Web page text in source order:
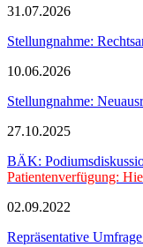
31.07.2026
Stellungnahme:
10.06.2026
Stellungnahme:
27.10.2025
BÄK:
Patientenverfügung:
02.09.2022
Repräsentative